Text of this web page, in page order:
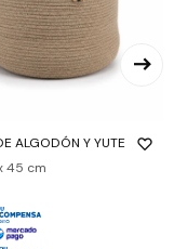
ALGODÓN Y YUTE
45 cm